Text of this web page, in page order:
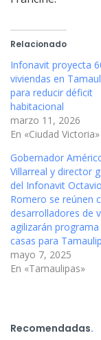
Relacionado
Infonavit proyecta
viviendas en
para reducir déficit
habitacional
marzo 11, 2026
En «Ciudad Victoria»
Gobernador
Villarreal y director
del Infonavit Octavio
Romero se reúnen
desarrolladores de
agilizarán programa
casas para
mayo 7, 2025
En «Tamaulipas»
Recomendadas.